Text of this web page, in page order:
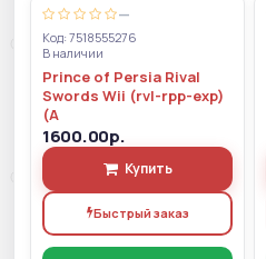
—
Код: 7518555276
В наличии
Prince of Persia Rival
Swords Wii (rvl-rpp-exp)
(А
1600.00р.
Купить
Быстрый заказ